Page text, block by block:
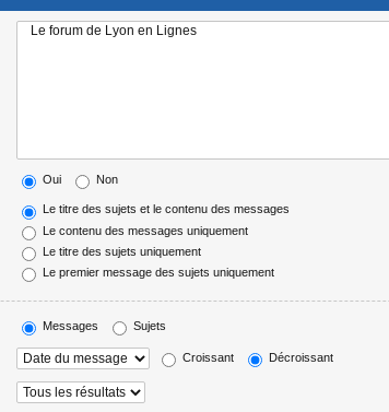
Oui Non
Le titre des sujets et le contenu des messages
Le contenu des messages uniquement
Le titre des sujets uniquement
Le premier message des sujets uniquement
Messages Sujets
Croissant Décroissant